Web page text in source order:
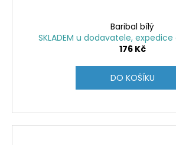
Baribal bílý
SKLADEM u dodavatele,
176 Kč
DO KOŠÍKU